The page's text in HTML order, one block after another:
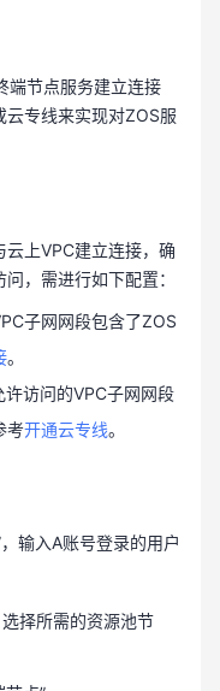
端节点服务建立连接
专线来实现对ZOS服
上VPC建立连接，确
，需进行如下配置：
子网网段包含了ZOS
。
访问的VPC子网网段
考开通云专线。
输入A账号登录的用户
选择所需的资源池节